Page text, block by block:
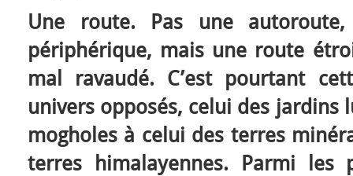
Une route. Pas une
périphérique, mais une route
mal ravaudé. C’est pourtant
univers opposés, celui des jardins
mogholes à celui des terres
terres himalayennes. Parmi les